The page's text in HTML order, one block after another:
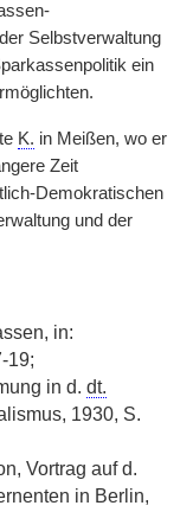
Selbstverwaltung
ein
K. in Meißen, wo er
Zeit
Demokratischen
und der
in:
19;
in d. dt.
1930, S.
Vortrag auf d.
in Berlin,